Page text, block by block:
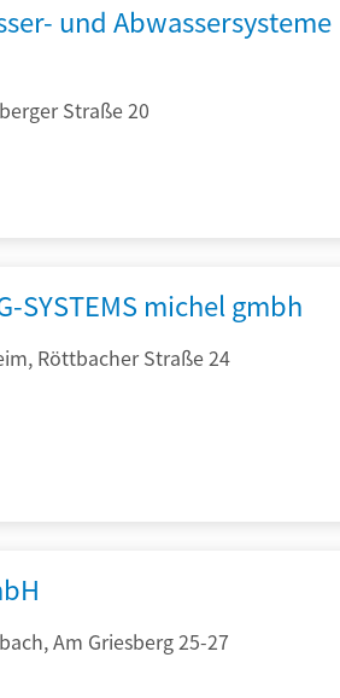
und Abwassersysteme
Straße 20
SYSTEMS michel gmbh
Röttbacher Straße 24
Am Griesberg 25-27